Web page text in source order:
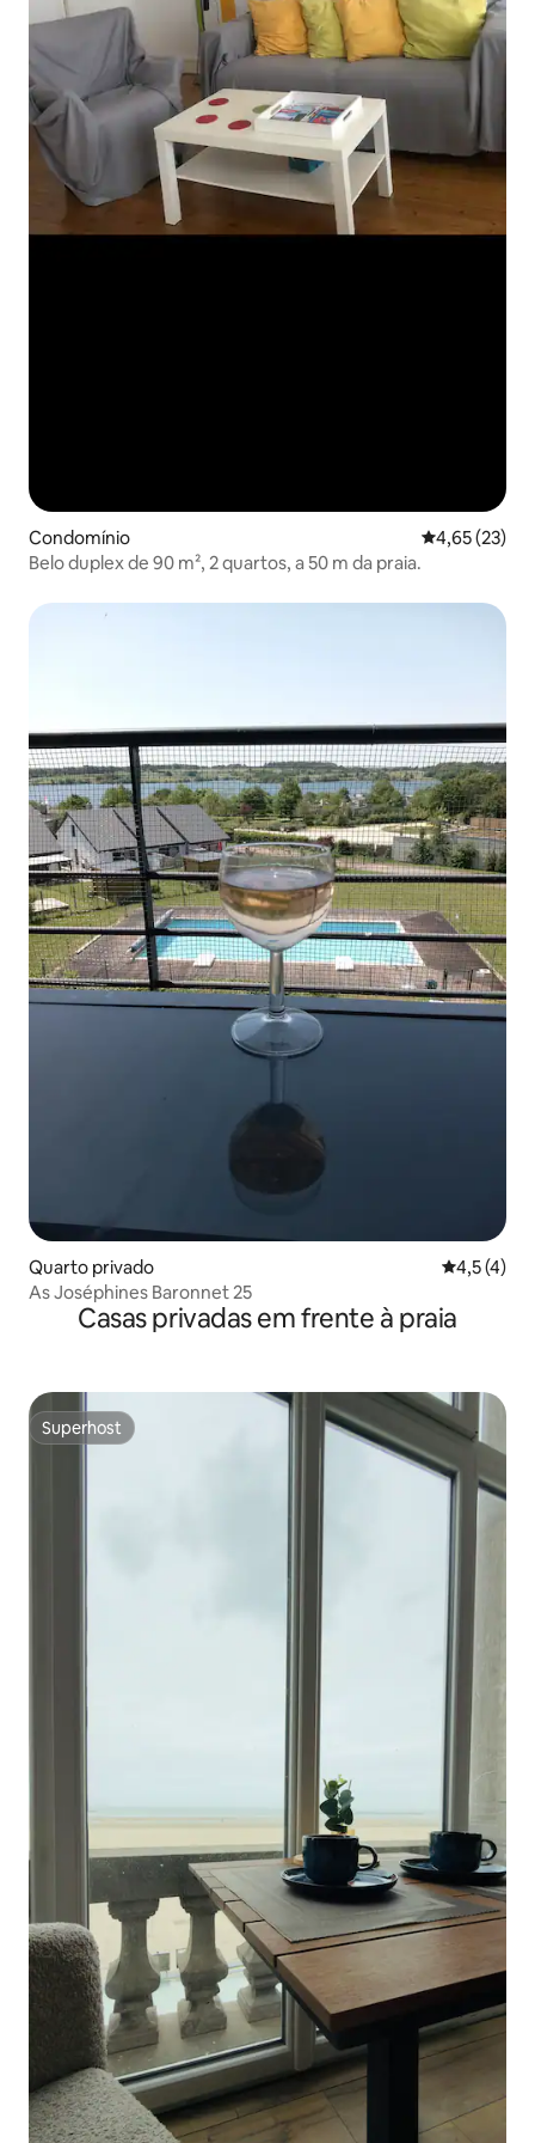
Condomínio Classificação
4,65 (23)
Belo duplex de 90 m², 2 quartos, a 50 m da praia.
Quarto privado
4,5 (4)
As Joséphines Baronnet 25
Casas privadas em frente à praia
Superhost
Superhost